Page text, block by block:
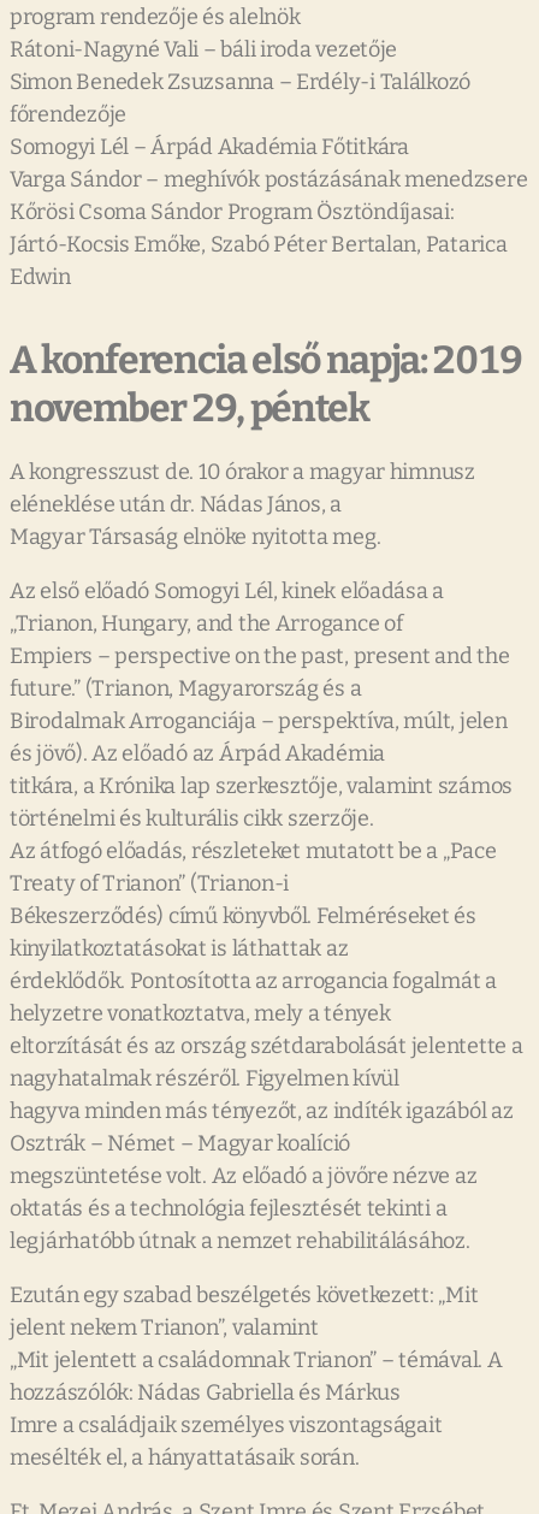
program rendezője és alelnök
Rátoni-Nagyné Vali – báli iroda vezetője
Simon Benedek Zsuzsanna – Erdély-i Találkozó
főrendezője
Somogyi Lél – Árpád Akadémia Főtitkára
Varga Sándor – meghívók postázásának menedzsere
Kőrösi Csoma Sándor Program Ösztöndíjasai:
Jártó-Kocsis Emőke, Szabó Péter Bertalan, Patarica
Edwin
A konferencia első napja: 2019
november 29, péntek
A kongresszust de. 10 órakor a magyar himnusz
eléneklése után dr. Nádas János, a
Magyar Társaság elnöke nyitotta meg.
Az első előadó Somogyi Lél, kinek előadása a
„Trianon, Hungary, and the Arrogance of
Empiers – perspective on the past, present and the
future.” (Trianon, Magyarország és a
Birodalmak Arroganciája – perspektíva, múlt, jelen
és jövő). Az előadó az Árpád Akadémia
titkára, a Krónika lap szerkesztője, valamint számos
történelmi és kulturális cikk szerzője.
Az átfogó előadás, részleteket mutatott be a „Pace
Treaty of Trianon” (Trianon-i
Békeszerződés) című könyvből. Felméréseket és
kinyilatkoztatásokat is láthattak az
érdeklődők. Pontosította az arrogancia fogalmát a
helyzetre vonatkoztatva, mely a tények
eltorzítását és az ország szétdarabolását jelentette a
nagyhatalmak részéről. Figyelmen kívül
hagyva minden más tényezőt, az indíték igazából az
Osztrák – Német – Magyar koalíció
megszüntetése volt. Az előadó a jövőre nézve az
oktatás és a technológia fejlesztését tekinti a
legjárhatóbb útnak a nemzet rehabilitálásához.
Ezután egy szabad beszélgetés következett: „Mit
jelent nekem Trianon”, valamint
„Mit jelentett a családomnak Trianon” – témával. A
hozzászólók: Nádas Gabriella és Márkus
Imre a családjaik személyes viszontagságait
mesélték el, a hányattatásaik során.